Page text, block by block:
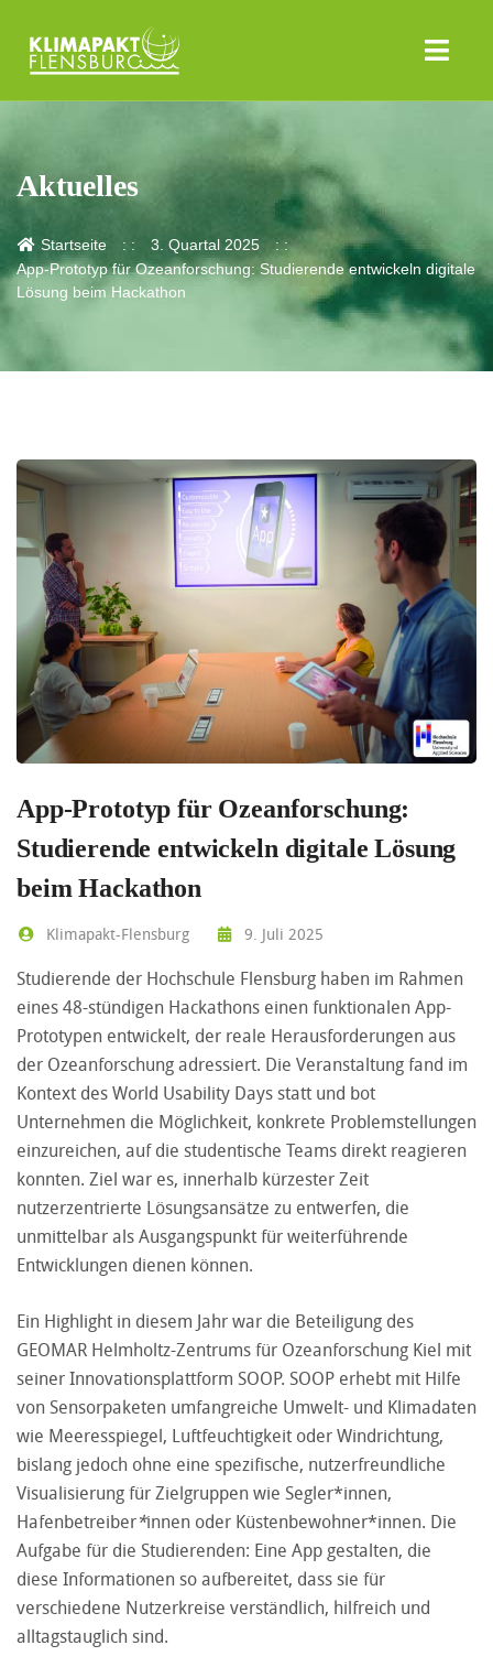
Aktuelles
Startseite
3. Quartal 2025
App-Prototyp für Ozeanforschung: Studierende entwickeln digitale
Lösung beim Hackathon
App-Prototyp für Ozeanforschung:
Studierende entwickeln digitale Lösung
beim Hackathon
Klimapakt-Flensburg 9. Juli 2025
Studierende der Hochschule Flensburg haben im Rahmen
eines 48-stündigen Hackathons einen funktionalen App-
Prototypen entwickelt, der reale Herausforderungen aus
der Ozeanforschung adressiert. Die Veranstaltung fand im
Kontext des World Usability Days statt und bot
Unternehmen die Möglichkeit, konkrete Problemstellungen
einzureichen, auf die studentische Teams direkt reagieren
konnten. Ziel war es, innerhalb kürzester Zeit
nutzerzentrierte Lösungsansätze zu entwerfen, die
unmittelbar als Ausgangspunkt für weiterführende
Entwicklungen dienen können.
Ein Highlight in diesem Jahr war die Beteiligung des
GEOMAR Helmholtz-Zentrums für Ozeanforschung Kiel mit
seiner Innovationsplattform SOOP. SOOP erhebt mit Hilfe
von Sensorpaketen umfangreiche Umwelt- und Klimadaten
wie Meeresspiegel, Luftfeuchtigkeit oder Windrichtung,
bislang jedoch ohne eine spezifische, nutzerfreundliche
Visualisierung für Zielgruppen wie Segler*innen,
Hafenbetreiber*innen oder Küstenbewohner*innen. Die
Aufgabe für die Studierenden: Eine App gestalten, die
diese Informationen so aufbereitet, dass sie für
verschiedene Nutzerkreise verständlich, hilfreich und
alltagstauglich sind.